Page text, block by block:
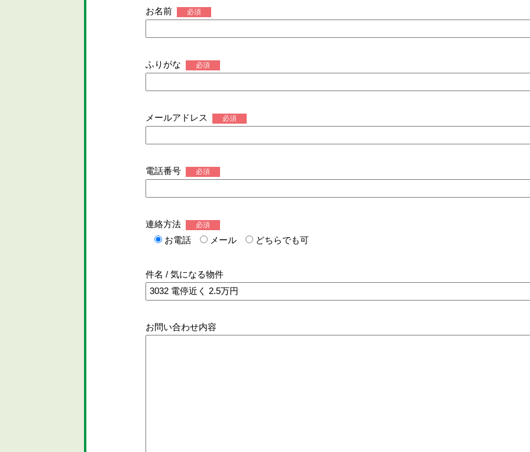
お名前 必須
ふりがな 必須
メールアドレス 必須
電話番号 必須
連絡方法 必須
お電話 メール どちらでも可
件名 / 気になる物件
お問い合わせ内容